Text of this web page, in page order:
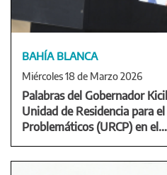
BAHÍA BLANCA
Miércoles 18 de Marzo 2026
Palabras del Gobernador
Unidad de Residencia para
Problemáticos (URCP) en el...